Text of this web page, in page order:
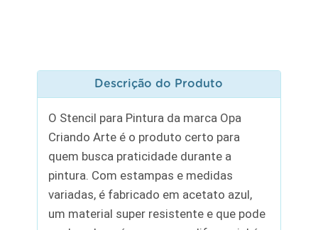
Descrição do Produto
O Stencil para Pintura da marca Opa
Criando Arte é o produto certo para
quem busca praticidade durante a
pintura. Com estampas e medidas
variadas, é fabricado em acetato azul,
um material super resistente e que pode